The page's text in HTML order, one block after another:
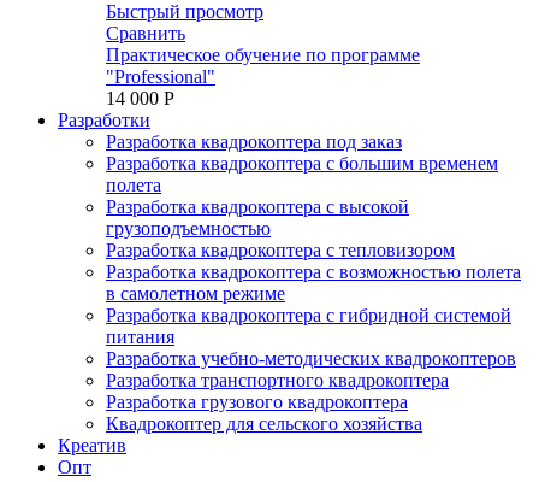
Быстрый просмотр
Сравнить
Практическое обучение по программе
"Professional"
14 000 P
Разработки
Разработка квадрокоптера под заказ
Разработка квадрокоптера с большим временем
полета
Разработка квадрокоптера с высокой
грузоподъемностью
Разработка квадрокоптера с тепловизором
Разработка квадрокоптера с возможностью полета
в самолетном режиме
Разработка квадрокоптера с гибридной системой
питания
Разработка учебно-методических квадрокоптеров
Разработка транспортного квадрокоптера
Разработка грузового квадрокоптера
Квадрокоптер для сельского хозяйства
Креатив
Опт